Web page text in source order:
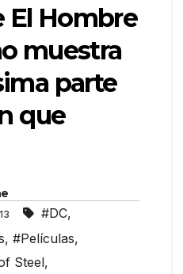
El Hombre
muestra
parte
que
#DC,
, #Películas,
Steel,